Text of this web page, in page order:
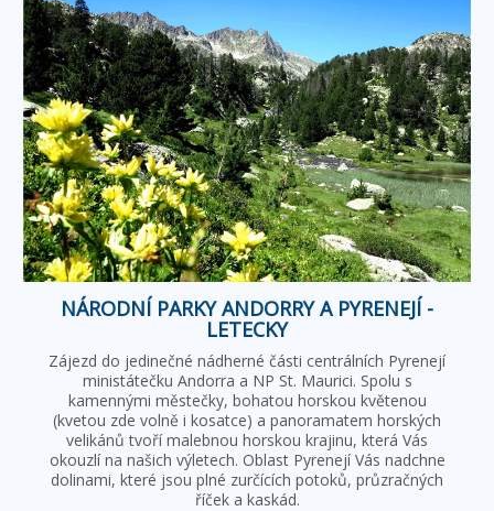
NÁRODNÍ PARKY ANDORRY A PYRENEJÍ -
LETECKY
Zájezd do jedinečné nádherné části centrálních Pyrenejí
ministátečku Andorra a NP St. Maurici. Spolu s
kamennými městečky, bohatou horskou květenou
(kvetou zde volně i kosatce) a panoramatem horských
velikánů tvoří malebnou horskou krajinu, která Vás
okouzlí na našich výletech. Oblast Pyrenejí Vás nadchne
dolinami, které jsou plné zurčících potoků, průzračných
říček a kaskád.